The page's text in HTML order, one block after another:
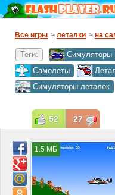
Все игры > леталки > на
Теги: Симуляторы
Самолеты
Симуляторы леталок
1.5 МБ
52 27